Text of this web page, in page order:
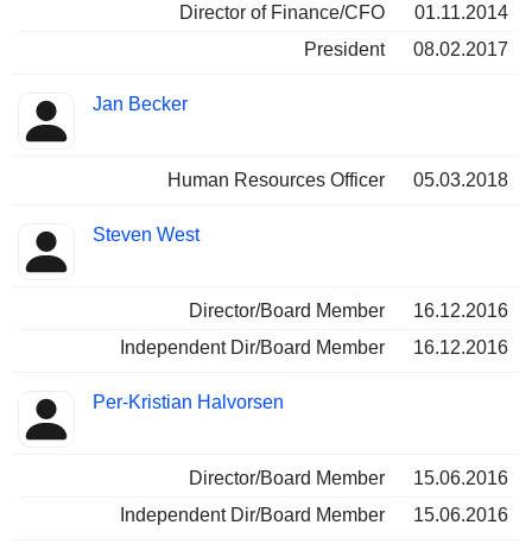
Director of Finance/CFO
01.11.2014
President
08.02.2017
Jan Becker
Human Resources Officer 05.03.2018
Steven West
Director/Board Member
16.12.2016
Independent Dir/Board Member
16.12.2016
Per-Kristian Halvorsen
Director/Board Member
15.06.2016
Independent Dir/Board Member
15.06.2016